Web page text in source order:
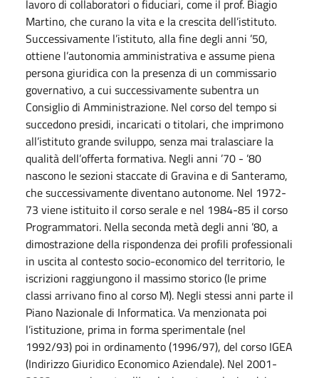
lavoro di collaboratori o fiduciari, come il prof. Biagio
Martino, che curano la vita e la crescita dell’istituto.
Successivamente l’istituto, alla fine degli anni ’50,
ottiene l’autonomia amministrativa e assume piena
persona giuridica con la presenza di un commissario
governativo, a cui successivamente subentra un
Consiglio di Amministrazione. Nel corso del tempo si
succedono presidi, incaricati o titolari, che imprimono
all’istituto grande sviluppo, senza mai tralasciare la
qualità dell’offerta formativa. Negli anni ’70 - ’80
nascono le sezioni staccate di Gravina e di Santeramo,
che successivamente diventano autonome. Nel 1972-
73 viene istituito il corso serale e nel 1984-85 il corso
Programmatori. Nella seconda metà degli anni ’80, a
dimostrazione della rispondenza dei profili professionali
in uscita al contesto socio-economico del territorio, le
iscrizioni raggiungono il massimo storico (le prime
classi arrivano fino al corso M). Negli stessi anni parte il
Piano Nazionale di Informatica. Va menzionata poi
l’istituzione, prima in forma sperimentale (nel
1992/93) poi in ordinamento (1996/97), del corso IGEA
(Indirizzo Giuridico Economico Aziendale). Nel 2001-